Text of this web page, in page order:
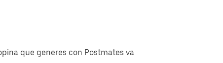
que generes con Postmates va